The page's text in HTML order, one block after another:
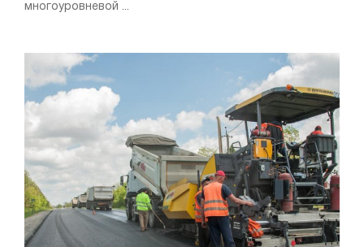
многоуровневой ...